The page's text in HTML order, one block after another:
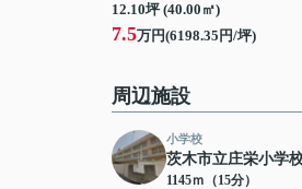
12.10坪 (40.00㎡)
7.5万円(6198.35円/坪)
周辺施設
小学校
茨木市立庄栄小学
1145ｍ（15分）